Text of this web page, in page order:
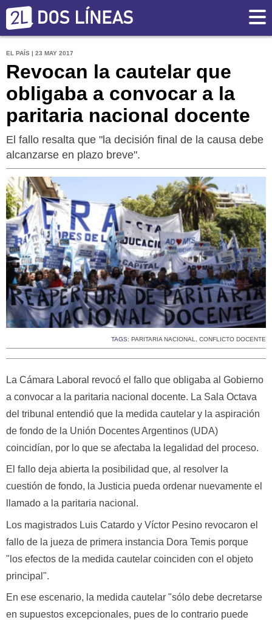
EL PAÍS | 23 MAY 2017
Revocan la cautelar que
obligaba a convocar a la
paritaria nacional docente
El fallo resalta que "la decisión final de la causa debe
alcanzarse en plazo breve".
TAGS: PARITARIA NACIONAL, CONFLICTO DOCENTE
La Cámara Laboral revocó el fallo que obligaba al Gobierno
a convocar a la paritaria nacional docente. La Sala Octava
del tribunal entendió que la medida cautelar y la aspiración
de fondo de la Unión Docentes Argentinos (UDA)
coincidían, por lo que se afectaba la legalidad del proceso.
El fallo deja abierta la posibilidad que, al resolver la
cuestión de fondo, la Justicia pueda ordenar nuevamente el
llamado a la paritaria nacional.
Los magistrados Luis Catardo y Víctor Pesino revocaron el
fallo de la jueza de primera instancia Dora Temis porque
"los efectos de la medida cautelar coinciden con el objeto
principal".
En ese escenario, la medida cautelar "sólo debe decretarse
en supuestos excepcionales, pues de lo contrario puede